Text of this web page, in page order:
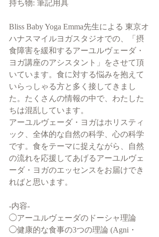
持ち物: 筆記用具
Bliss Baby Yoga Emma先生による 東京オ
ハナスマイルヨガスタジオでの、「摂
食障害を緩和するアーユルヴェーダ・
ヨガ講座のアシスタント」をさせて頂
いています。食に対する悩みを抱えて
いらっしゃる方と多く接してきまし
た。たくさんの情報の中で、わたした
ちは混乱しています。
アーユルヴェーダ・ヨガはホリスティ
ック、全体的な自然の科学、心の科学
です。食をテーマに捉えながら、自然
の流れを応援してあげるアーユルヴェ
ーダ・ヨガのエッセンスをお届けでき
ればと思います。
-内容-
◯アーユルヴェーダのドーシャ理論
◯健康的な食事の3つの理論 (Agni・